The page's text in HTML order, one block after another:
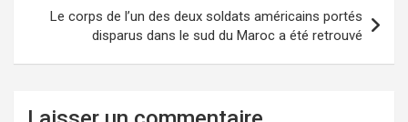
Le corps de l’un des deux soldats américains portés
disparus dans le sud du Maroc a été retrouvé